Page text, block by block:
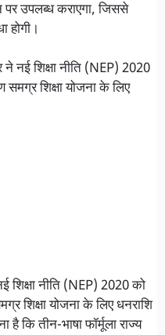
उपलब्ध कराएगा, जिससे
होगी।
नई शिक्षा नीति (NEP) 2020
शिक्षा योजना के लिए
शिक्षा नीति (NEP) 2020 को
शिक्षा योजना के लिए धनराशि
कि तीन-भाषा फॉर्मूला राज्य